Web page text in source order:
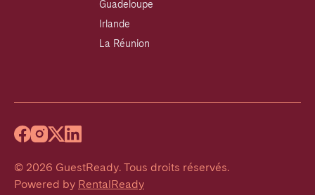
Guadeloupe
Irlande
La Réunion
© 2026 GuestReady. Tous droits réservés.
Powered by RentalReady